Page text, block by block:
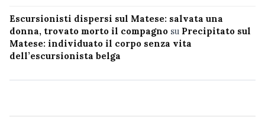
Escursionisti dispersi sul Matese: salvata una
donna, trovato morto il compagno su Precipitato sul
Matese: individuato il corpo senza vita
dell’escursionista belga